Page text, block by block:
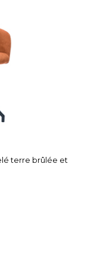
terre brûlée et